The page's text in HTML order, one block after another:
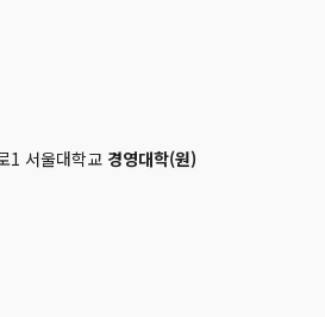
1 서울대학교 경영대학(원)